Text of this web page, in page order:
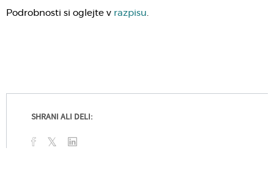
Podrobnosti si oglejte v razpisu
SHRANI ALI DELI: